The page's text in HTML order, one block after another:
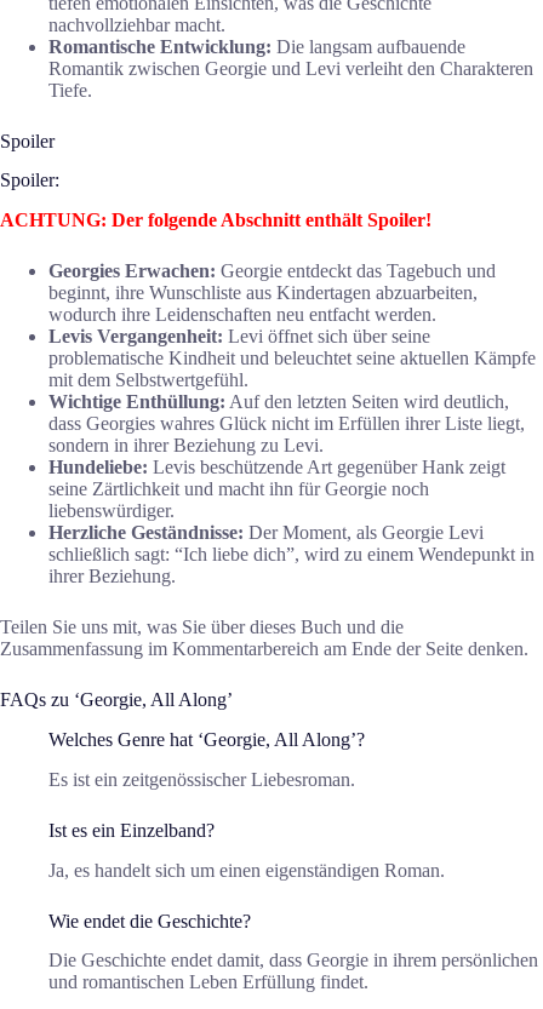
nachvollziehbar macht.
Romantische Entwicklung: Die langsam aufbauende
Romantik zwischen Georgie und Levi verleiht den Charakteren
Tiefe.
Spoiler
Spoiler:
ACHTUNG: Der folgende Abschnitt enthält Spoiler!
Georgies Erwachen: Georgie entdeckt das Tagebuch und
beginnt, ihre Wunschliste aus Kindertagen abzuarbeiten,
wodurch ihre Leidenschaften neu entfacht werden.
Levis Vergangenheit: Levi öffnet sich über seine
problematische Kindheit und beleuchtet seine aktuellen Kämpfe
mit dem Selbstwertgefühl.
Wichtige Enthüllung: Auf den letzten Seiten wird deutlich,
dass Georgies wahres Glück nicht im Erfüllen ihrer Liste liegt,
sondern in ihrer Beziehung zu Levi.
Hundeliebe: Levis beschützende Art gegenüber Hank zeigt
seine Zärtlichkeit und macht ihn für Georgie noch
liebenswürdiger.
Herzliche Geständnisse: Der Moment, als Georgie Levi
schließlich sagt: “Ich liebe dich”, wird zu einem Wendepunkt in
ihrer Beziehung.
Teilen Sie uns mit, was Sie über dieses Buch und die
Zusammenfassung im Kommentarbereich am Ende der Seite denken.
FAQs zu ‘Georgie, All Along’
Welches Genre hat ‘Georgie, All Along’?
Es ist ein zeitgenössischer Liebesroman.
Ist es ein Einzelband?
Ja, es handelt sich um einen eigenständigen Roman.
Wie endet die Geschichte?
Die Geschichte endet damit, dass Georgie in ihrem persönlichen
und romantischen Leben Erfüllung findet.